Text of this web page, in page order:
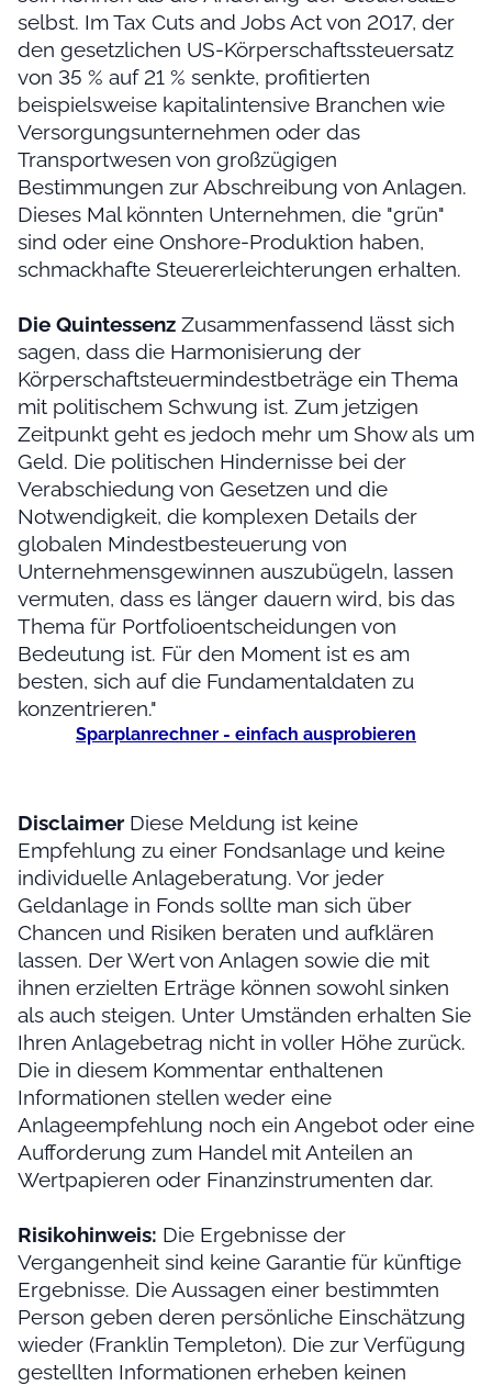
selbst. Im Tax Cuts and Jobs Act von 2017, der
den gesetzlichen US-Körperschaftssteuersatz
von 35 % auf 21 % senkte, profitierten
beispielsweise kapitalintensive Branchen wie
Versorgungsunternehmen oder das
Transportwesen von großzügigen
Bestimmungen zur Abschreibung von Anlagen.
Dieses Mal könnten Unternehmen, die "grün"
sind oder eine Onshore-Produktion haben,
schmackhafte Steuererleichterungen erhalten.
Die Quintessenz Zusammenfassend lässt sich
sagen, dass die Harmonisierung der
Körperschaftsteuermindestbeträge ein Thema
mit politischem Schwung ist. Zum jetzigen
Zeitpunkt geht es jedoch mehr um Show als um
Geld. Die politischen Hindernisse bei der
Verabschiedung von Gesetzen und die
Notwendigkeit, die komplexen Details der
globalen Mindestbesteuerung von
Unternehmensgewinnen auszubügeln, lassen
vermuten, dass es länger dauern wird, bis das
Thema für Portfolioentscheidungen von
Bedeutung ist. Für den Moment ist es am
besten, sich auf die Fundamentaldaten zu
konzentrieren."
Sparplanrechner - einfach ausprobieren
Disclaimer Diese Meldung ist keine
Empfehlung zu einer Fondsanlage und keine
individuelle Anlageberatung. Vor jeder
Geldanlage in Fonds sollte man sich über
Chancen und Risiken beraten und aufklären
lassen. Der Wert von Anlagen sowie die mit
ihnen erzielten Erträge können sowohl sinken
als auch steigen. Unter Umständen erhalten Sie
Ihren Anlagebetrag nicht in voller Höhe zurück.
Die in diesem Kommentar enthaltenen
Informationen stellen weder eine
Anlageempfehlung noch ein Angebot oder eine
Aufforderung zum Handel mit Anteilen an
Wertpapieren oder Finanzinstrumenten dar.
Risikohinweis: Die Ergebnisse der
Vergangenheit sind keine Garantie für künftige
Ergebnisse. Die Aussagen einer bestimmten
Person geben deren persönliche Einschätzung
wieder (Franklin Templeton). Die zur Verfügung
gestellten Informationen erheben keinen